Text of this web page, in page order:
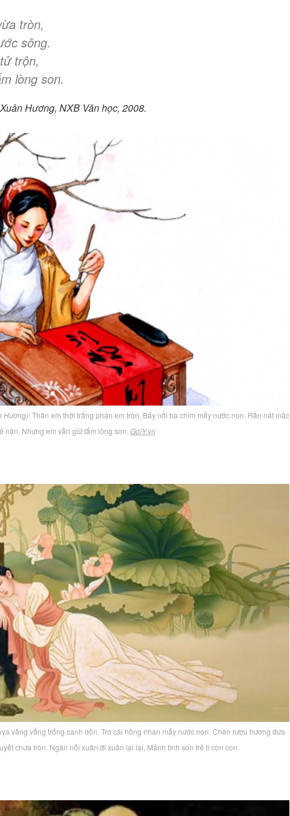
tròn,
sông.
trộn,
lòng son.
Hương, NXB Văn học, 2008.
Hương): Thân em thời trắng phận em tròn, Bảy nổi ba chìm mấy nước non. Rắn nát mặc
nặn, Nhưng em vẫn giữ tấm lòng son. GoiY.vn
văng vẳng trống canh dồn, Trơ cái hồng nhan mấy nước non. Chén rượu hương đưa
chưa tròn. Ngán nỗi xuân đi xuân lại lại, Mảnh tình son trẻ tí con con.